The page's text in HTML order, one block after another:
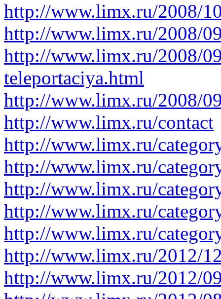
http://www.limx.ru/2008/
http://www.limx.ru/2008/
http://www.limx.ru/2008/
teleportaciya.html
http://www.limx.ru/2008/
http://www.limx.ru/contact
http://www.limx.ru/
http://www.limx.ru/
http://www.limx.ru/
http://www.limx.ru/
http://www.limx.ru/
http://www.limx.ru/2012/
http://www.limx.ru/2012/